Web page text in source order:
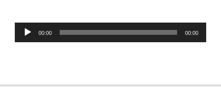
Audio
Player
00:00 00:00